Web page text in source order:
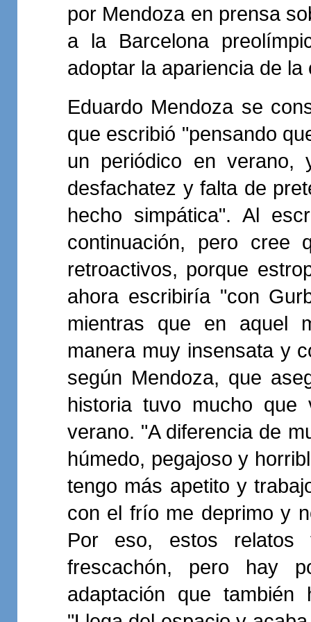
por Mendoza en prensa
a la Barcelona
adoptar la apariencia de
Eduardo Mendoza se
que escribió "pensando
un periódico en verano,
desfachatez y falta de
hecho simpática". Al
continuación, pero cree
retroactivos, porque
ahora escribiría "con
mientras que en aquel
manera muy insensata y
según Mendoza, que
historia tuvo mucho
verano. "A diferencia de
húmedo, pegajoso y
tengo más apetito y
con el frío me deprimo y
Por eso, estos
frescachón, pero hay
adaptación que también